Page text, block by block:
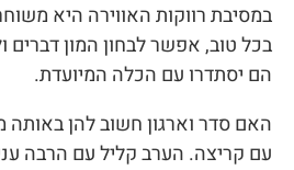
במסיבת רווקות האווירה היא
בכל טוב, אפשר לבחון המון
הם יסתדרו עם הכלה המיועדת.
האם סדר וארגון חשוב להן
עם קריצה. הערב קליל עם הרבה